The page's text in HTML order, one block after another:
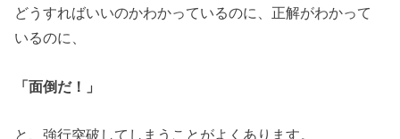
どうすればいいのかわかっているのに、正解がわかって
いるのに、
「面倒だ！」
と、強行突破してしまうことがよくあります。